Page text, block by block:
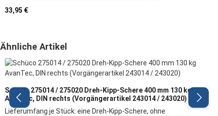
mmProduktmerkmale: DIN-Richtung: links(bei nach innen
BefestigungsrosettenHerstellerangaben: Firma: Schüco
Herstellerartikel: 243033 / 275035 (VE = 20) Vorgängerartikel:
223285 / 223287 Hinweis: Wir empfehlen, das Austauschen
von Beschlagteilen sowie das Justieren des Fensters/der Tür
Regulärer Preis:
33,95 €
Produktgalerie überspringen
Ähnliche Artikel
Schüco 275014 / 275020 Dreh-Kipp-Schere 400 mm 130 kg
AvanTec, DIN rechts (Vorgängerartikel 243014 / 243020)
Lieferumfang je Stück: eine Dreh-Kipp-Schere, ohne